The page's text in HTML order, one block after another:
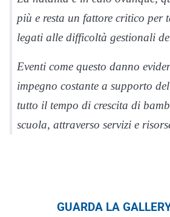
più e resta un fattore critico per
legati alle difficoltà gestionali
Eventi come questo danno
impegno costante a supporto
tutto il tempo di crescita di
scuola, attraverso servizi e
GUARDA LA